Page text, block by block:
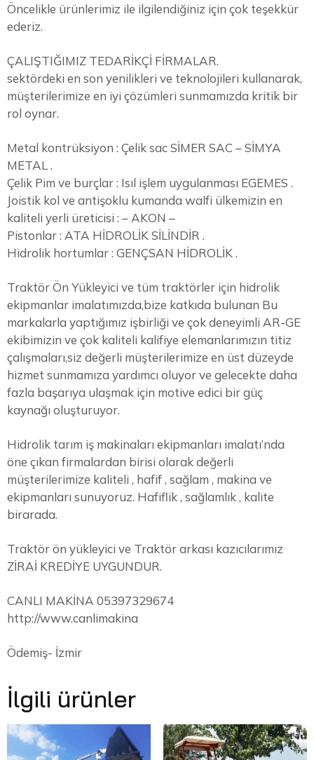
Öncelikle ürünlerimiz ile ilgilendiğiniz için çok teşekkür
ederiz.
ÇALIŞTIĞIMIZ TEDARİKÇİ FİRMALAR.
sektördeki en son yenilikleri ve teknolojileri kullanarak,
müşterilerimize en iyi çözümleri sunmamızda kritik bir
rol oynar.
Metal kontrüksiyon : Çelik sac SİMER SAC – SİMYA
METAL .
Çelik Pim ve burçlar : Isıl işlem uygulanması EGEMES .
Joistik kol ve antişoklu kumanda walfi ülkemizin en
kaliteli yerli üreticisi : – AKON –
Pistonlar : ATA HİDROLİK SİLİNDİR .
Hidrolik hortumlar : GENÇSAN HİDROLİK .
Traktör Ön Yükleyici ve tüm traktörler için hidrolik
ekipmanlar imalatımızda,bize katkıda bulunan Bu
markalarla yaptığımız işbirliği ve çok deneyimli AR-GE
ekibimizin ve çok kaliteli kalifiye elemanlarımızın titiz
çalışmaları,siz değerli müşterilerimize en üst düzeyde
hizmet sunmamıza yardımcı oluyor ve gelecekte daha
fazla başarıya ulaşmak için motive edici bir güç
kaynağı oluşturuyor.
Hidrolik tarım iş makinaları ekipmanları imalatı’nda
öne çıkan firmalardan birisi olarak değerli
müşterilerimize kaliteli , hafif , sağlam , makina ve
ekipmanları sunuyoruz. Hafiflik , sağlamlık , kalite
birarada.
Traktör ön yükleyici ve Traktör arkası kazıcılarımız
ZİRAİ KREDİYE UYGUNDUR.
CANLI MAKİNA 05397329674
http://www.canlimakina
Ödemiş- İzmir
İlgili ürünler